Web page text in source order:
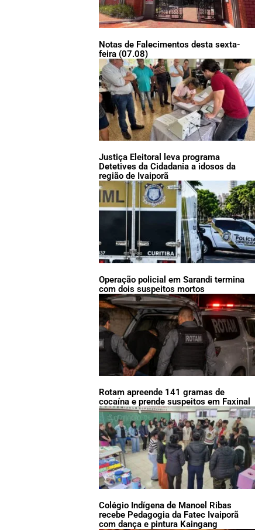
Notas de Falecimentos desta sexta-
feira (07.08)
Justiça Eleitoral leva programa
Detetives da Cidadania a idosos da
região de Ivaiporã
Operação policial em Sarandi termina
com dois suspeitos mortos
Rotam apreende 141 gramas de
cocaína e prende suspeitos em Faxinal
Colégio Indígena de Manoel Ribas
recebe Pedagogia da Fatec Ivaiporã
com dança e pintura Kaingang